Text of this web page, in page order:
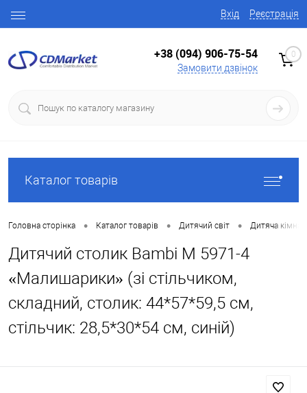
Вхід Реєстрація
+38 (094) 906-75-54
Замовити дзвінок
0
Каталог товарів
Головна сторінка • Каталог товарів • Дитячий світ • Дитяча
Дитячий столик Bambi M 5971-4
«Малишарики» (зі стільчиком,
складний, столик: 44*57*59,5 см,
стільчик: 28,5*30*54 см, синій)